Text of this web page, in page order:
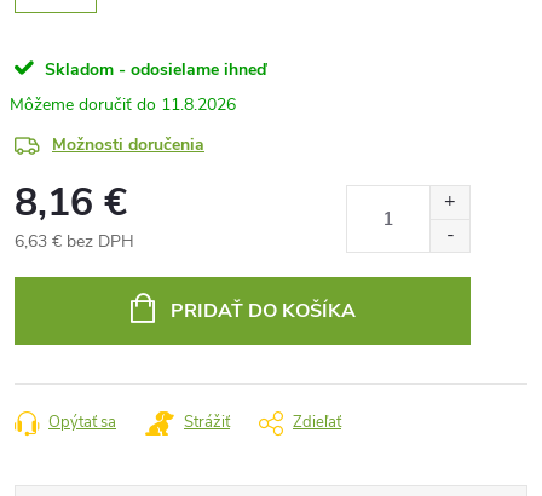
Skladom - odosielame ihneď
11.8.2026
Možnosti doručenia
8,16 €
6,63 € bez DPH
PRIDAŤ DO KOŠÍKA
Opýtať sa Strážiť Zdieľať